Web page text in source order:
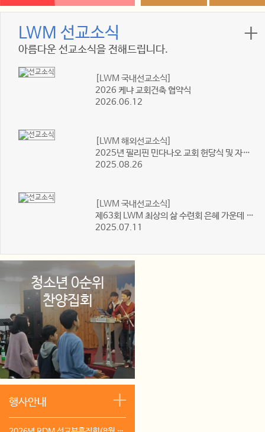
LWM 선교소식
아름다운 선교소식을 전해드립니다.
[LWM 국내선교소식]
2026 케냐 교회건축 협약식
2026.06.12
[LWM 해외선교소식]
2025년 필리핀 민다나오 교회 헌당식 및 자국인 선교사 총회 및 컨퍼런스
2025.08.26
[LWM 국내선교소식]
제63회 LWM 최상의 삶 수련회 은혜 가운데 잘 마쳤습니다.
2025.07.11
청소년 0순위
찬양집회
행사안내